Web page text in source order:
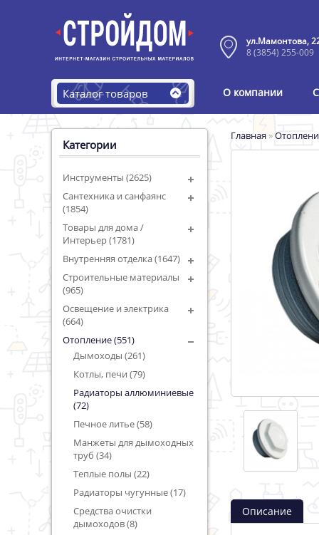
ул.Мамонтова,
8 (3854) 255-009
Каталог товаров О компании
Категории
Инструменты (2625)
Сантехника и санфаянс
(1854)
Товары для дома /
Интерьер (1781)
Внутренняя отделка (1647)
Строительные материалы
(965)
Освещение и электрика
(664)
Отопление (551)
Дымоходы (261)
Котлы, печи (79)
Радиаторы аллюминиевые
(72)
Печное литье (58)
Манжеты для дымоходных
труб (34)
Теплые полы (22)
Радиаторы чугунные (17)
Средства очистки
дымоходов (8)
Главная»
Описание